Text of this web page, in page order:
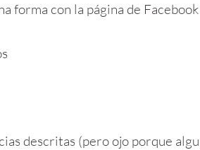
forma con la página de
descritas (pero ojo porque